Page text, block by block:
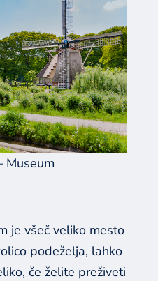
Museum
je všeč veliko mesto
podeželja, lahko
če želite preživeti